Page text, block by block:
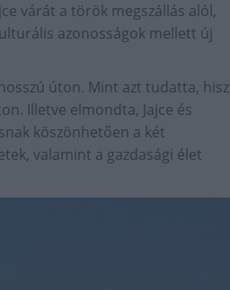
várát a török megszállás alól,
azonosságok mellett új
úton. Mint azt tudatta, hisz
Illetve elmondta, Jajce és
köszönhetően a két
valamint a gazdasági élet